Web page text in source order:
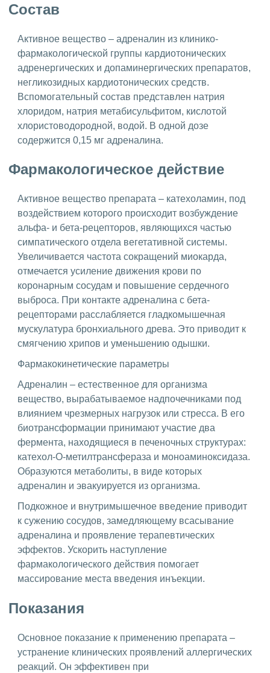
Состав
Активное вещество – адреналин из клинико-
фармакологической группы кардиотонических
адренергических и допаминергических препаратов,
негликозидных кардиотонических средств.
Вспомогательный состав представлен натрия
хлоридом, натрия метабисульфитом, кислотой
хлористоводородной, водой. В одной дозе
содержится 0,15 мг адреналина.
Фармакологическое действие
Активное вещество препарата – катехоламин, под
воздействием которого происходит возбуждение
альфа- и бета-рецепторов, являющихся частью
симпатического отдела вегетативной системы.
Увеличивается частота сокращений миокарда,
отмечается усиление движения крови по
коронарным сосудам и повышение сердечного
выброса. При контакте адреналина с бета-
рецепторами расслабляется гладкомышечная
мускулатура бронхиального древа. Это приводит к
смягчению хрипов и уменьшению одышки.
Фармакокинетические параметры
Адреналин – естественное для организма
вещество, вырабатываемое надпочечниками под
влиянием чрезмерных нагрузок или стресса. В его
биотрансформации принимают участие два
фермента, находящиеся в печеночных структурах:
катехол-О-метилтрансфераза и моноаминоксидаза.
Образуются метаболиты, в виде которых
адреналин и эвакуируется из организма.
Подкожное и внутримышечное введение приводит
к сужению сосудов, замедляющему всасывание
адреналина и проявление терапевтических
эффектов. Ускорить наступление
фармакологического действия помогает
массирование места введения инъекции.
Показания
Основное показание к применению препарата –
устранение клинических проявлений аллергических
реакций. Он эффективен при